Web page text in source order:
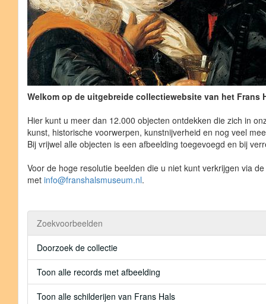
Welkom op de uitgebreide collectiewebsite van het Frans
Hier kunt u meer dan 12.000 objecten ontdekken die zich in
kunst, historische voorwerpen, kunstnijverheid en nog veel
Bij vrijwel alle objecten is een afbeelding toegevoegd en bij
Voor de hoge resolutie beelden die u niet kunt verkrijgen via
met info@franshalsmuseum.nl.
Zoekvoorbeelden
Doorzoek de collectie
Toon alle records met afbeelding
Toon alle schilderijen van Frans Hals